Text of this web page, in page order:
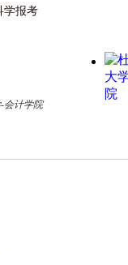
学报考
-会计学院